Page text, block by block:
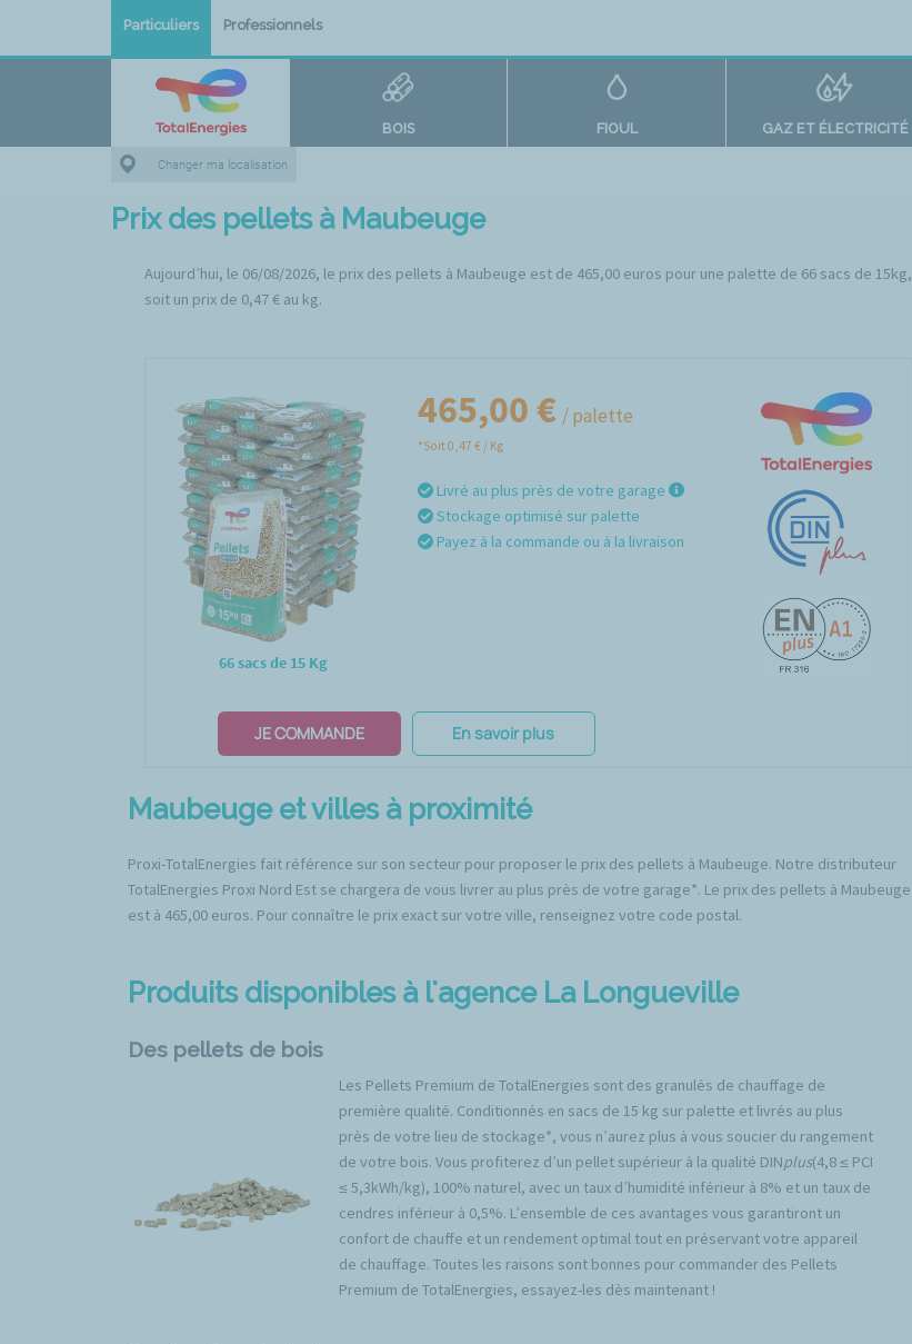
Particuliers Professionnels
BOIS FIOUL GAZ ET ÉLECTRICITÉ
Changer ma localisation
Prix des pellets à Maubeuge
Aujourd’hui, le 06/08/2026, le prix des pellets à Maubeuge est de 465,00 euros pour une palette de 66 sacs de 15kg,
soit un prix de 0,47 € au kg.
66 sacs de 15 Kg
465,00 € / palette
*Soit 0,47 € / Kg
Livré au plus près de votre garage
Stockage optimisé sur palette
Payez à la commande ou à la livraison
JE COMMANDE En savoir plus
Maubeuge et villes à proximité
Proxi-TotalEnergies fait référence sur son secteur pour proposer le prix des pellets à Maubeuge. Notre distributeur
TotalEnergies Proxi Nord Est se chargera de vous livrer au plus près de votre garage*. Le prix des pellets à Maubeuge
est à 465,00 euros. Pour connaître le prix exact sur votre ville, renseignez votre code postal.
Produits disponibles à l'agence La Longueville
Des pellets de bois
Les Pellets Premium de TotalEnergies sont des granulés de chauffage de
première qualité. Conditionnés en sacs de 15 kg sur palette et livrés au plus
près de votre lieu de stockage*, vous n’aurez plus à vous soucier du rangement
de votre bois. Vous profiterez d’un pellet supérieur à la qualité DINplus(4,8 ≤ PCI
≤ 5,3kWh/kg), 100% naturel, avec un taux d’humidité inférieur à 8% et un taux de
cendres inférieur à 0,5%. L’ensemble de ces avantages vous garantiront un
confort de chauffe et un rendement optimal tout en préservant votre appareil
de chauffage. Toutes les raisons sont bonnes pour commander des Pellets
Premium de TotalEnergies, essayez-les dès maintenant !